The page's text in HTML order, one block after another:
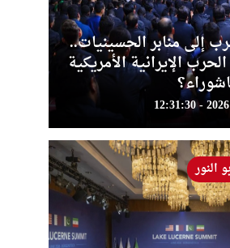
إلى منابر الحسينيات..
الإيرانية الأمريكية